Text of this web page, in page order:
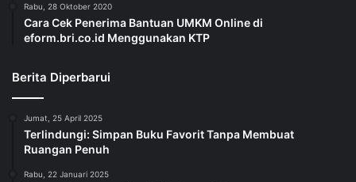
Rabu, 28 Oktober 2020
Cara Cek Penerima Bantuan UMKM Online di
eform.bri.co.id Menggunakan KTP
Berita Diperbarui
Jumat, 25 April 2025
Terlindungi: Simpan Buku Favorit Tanpa Membuat
Ruangan Penuh
Rabu, 22 Januari 2025